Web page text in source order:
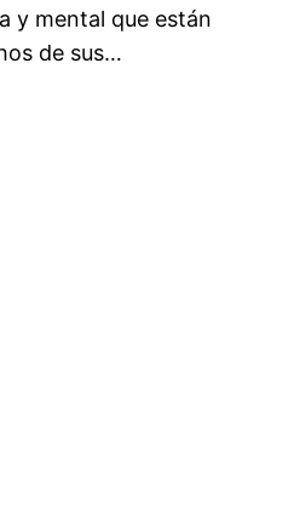
y mental que están
de sus…